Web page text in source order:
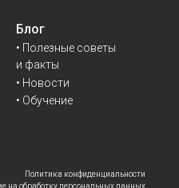
Блог
• Полезные советы
и факты
• Новости
• Обучение
Политика конфиденциальности
на обработку персональных данных